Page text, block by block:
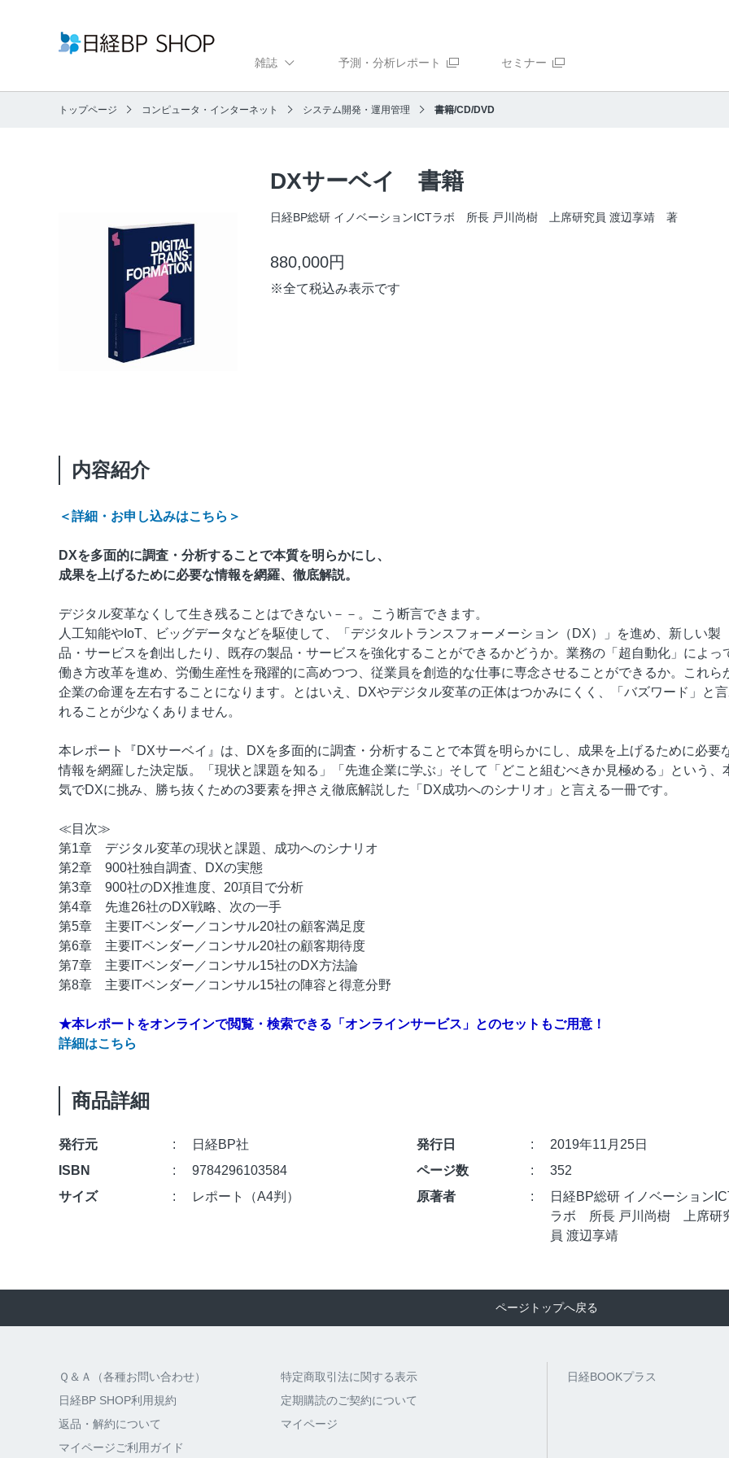
雑誌 予測・分析レポート セミナー
トップページ コンピュータ・インターネット システム開発・運用管理 書籍/CD/DVD
DXサーベイ 書籍
日経BP総研 イノベーションICTラボ 所長 戸川尚樹 上席研究員 渡辺享靖 著
880,000円
※全て税込み表示です
内容紹介
＜詳細・お申し込みはこちら＞
DXを多面的に調査・分析することで本質を明らかにし、
成果を上げるために必要な情報を網羅、徹底解説。
デジタル変革なくして生き残ることはできない－－。こう断言できます。
人工知能やIoT、ビッグデータなどを駆使して、「デジタルトランスフォーメーション（DX）」を進め、新しい製
品・サービスを創出したり、既存の製品・サービスを強化することができるかどうか。業務の「超自動化」によっ
働き方改革を進め、労働生産性を飛躍的に高めつつ、従業員を創造的な仕事に専念させることができるか。これら
企業の命運を左右することになります。とはいえ、DXやデジタル変革の正体はつかみにくく、「バズワード」と
れることが少なくありません。
本レポート『DXサーベイ』は、DXを多面的に調査・分析することで本質を明らかにし、成果を上げるために必要
情報を網羅した決定版。「現状と課題を知る」「先進企業に学ぶ」そして「どこと組むべきか見極める」という、
気でDXに挑み、勝ち抜くための3要素を押さえ徹底解説した「DX成功へのシナリオ」と言える一冊です。
≪目次≫
第1章 デジタル変革の現状と課題、成功へのシナリオ
第2章 900社独自調査、DXの実態
第3章 900社のDX推進度、20項目で分析
第4章 先進26社のDX戦略、次の一手
第5章 主要ITベンダー／コンサル20社の顧客満足度
第6章 主要ITベンダー／コンサル20社の顧客期待度
第7章 主要ITベンダー／コンサル15社のDX方法論
第8章 主要ITベンダー／コンサル15社の陣容と得意分野
★本レポートをオンラインで閲覧・検索できる「オンラインサービス」とのセットもご用意！
詳細はこちら
商品詳細
発行元 日経BP社 発行日
2019年11月25日
ISBN
9784296103584 ページ数
352
サイズ
レポート（A4判） 原著者
日経BP総研 イノベーション
ラボ 所長 戸川尚樹 上席研
員 渡辺享靖
ページトップへ戻る
Ｑ＆Ａ（各種お問い合わせ）
特定商取引法に関する表示
日経BP SHOP利用規約
定期購読のご契約について
返品・解約について
マイページ
マイページご利用ガイド
日経BOOKプラス